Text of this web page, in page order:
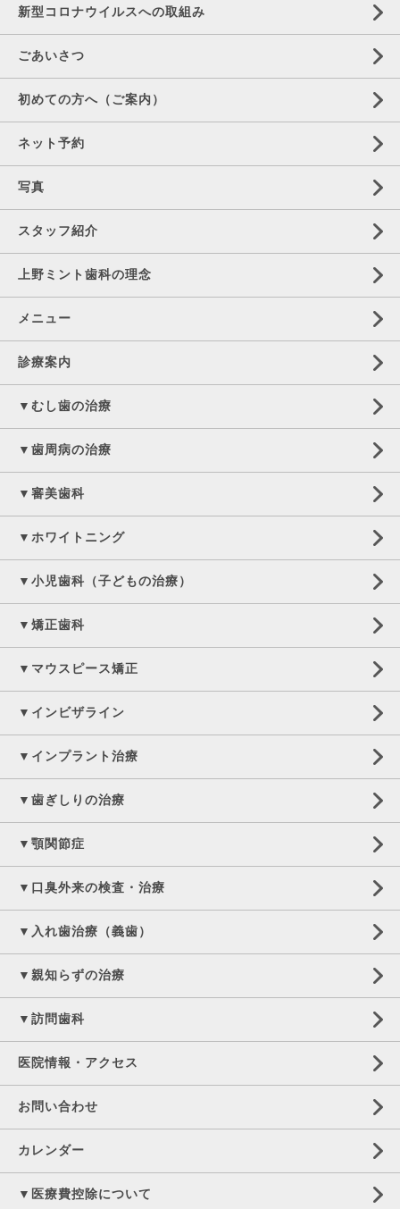
新型コロナウイルスへの取組み
ごあいさつ
初めての方へ（ご案内）
ネット予約
写真
スタッフ紹介
上野ミント歯科の理念
メニュー
診療案内
▼むし歯の治療
▼歯周病の治療
▼審美歯科
▼ホワイトニング
▼小児歯科（子どもの治療）
▼矯正歯科
▼マウスピース矯正
▼インビザライン
▼インプラント治療
▼歯ぎしりの治療
▼顎関節症
▼口臭外来の検査・治療
▼入れ歯治療（義歯）
▼親知らずの治療
▼訪問歯科
医院情報・アクセス
お問い合わせ
カレンダー
▼医療費控除について